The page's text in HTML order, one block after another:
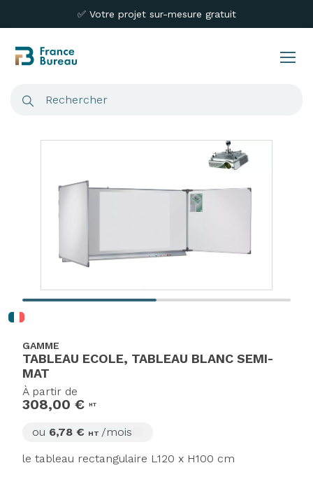
✅ Votre projet sur-mesure gratuit
GAMME
TABLEAU ECOLE, TABLEAU BLANC SEMI-
MAT
À partir de
308,00 € HT
ou 6,78 € HT /mois
le tableau rectangulaire L120 x H100 cm